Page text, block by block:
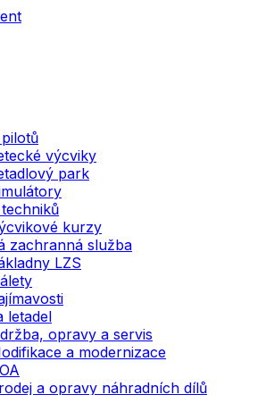
výcviky
park
kurzy
zachranná služba
LZS
letadel
opravy a servis
a modernizace
a opravy náhradních dílů